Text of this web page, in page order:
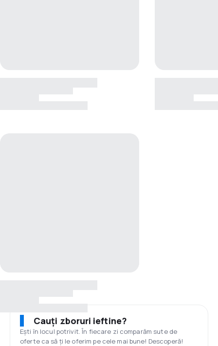
Cauți zboruri ieftine?
Ești în locul potrivit. În fiecare zi comparăm sute de
oferte ca să ți le oferim pe cele mai bune! Descoperă!